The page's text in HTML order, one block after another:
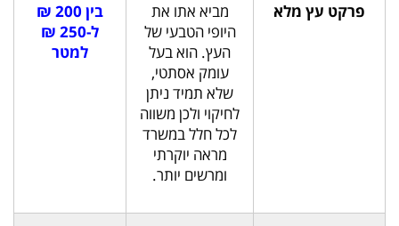
פרקט עץ מלא
מביא אתו את
היופי הטבעי של
העץ. הוא בעל
עומק אסתטי,
שלא תמיד ניתן
לחיקוי ולכן משווה
לכל חלל במשרד
מראה יוקרתי
ומרשים יותר.
בין 200 ₪
ל-250 ₪
למטר